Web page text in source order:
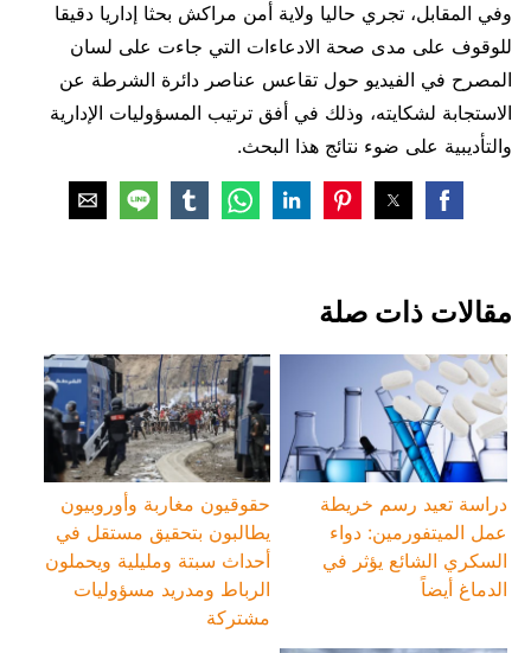
وفي المقابل، تجري حاليا ولاية أمن مراكش بحثا إداريا دقيقا
للوقوف على مدى صحة الادعاءات التي جاءت على لسان
المصرح في الفيديو حول تقاعس عناصر دائرة الشرطة عن
الاستجابة لشكايته، وذلك في أفق ترتيب المسؤوليات الإدارية
والتأديبية على ضوء نتائج هذا البحث.
‏مقالات ذات صلة
دراسة تعيد رسم خريطة
عمل الميتفورمين: دواء
السكري الشائع يؤثر في
الدماغ أيضاً
حقوقيون مغاربة وأوروبيون
يطالبون بتحقيق مستقل في
أحداث سبتة ومليلية ويحملون
الرباط ومدريد مسؤوليات
مشتركة